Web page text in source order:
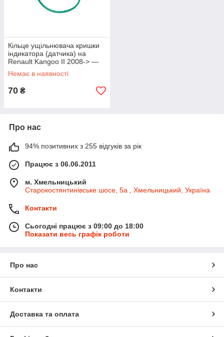
Кільце ущільнювача кришки
індикатора (датчика) на
Renault Kangoo II 2008-> —
Impergom - IMP25200
Немає в наявності
70 ₴
Про нас
94% позитивних з 255 відгуків за рік
Працює з 06.06.2011
м. Хмельницький
Старокостянтинівське шосе, 5а , Хмельницький, Україна
Контакти
Сьогодні працює з 09:00 до 18:00
Показати весь графік роботи
Про нас
Контакти
Доставка та оплата